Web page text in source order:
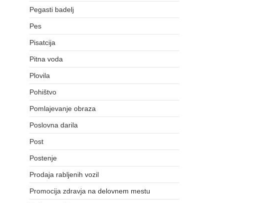
Pegasti badelj
Pes
Pisatcija
Pitna voda
Plovila
Pohištvo
Pomlajevanje obraza
Poslovna darila
Post
Postenje
Prodaja rabljenih vozil
Promocija zdravja na delovnem mestu